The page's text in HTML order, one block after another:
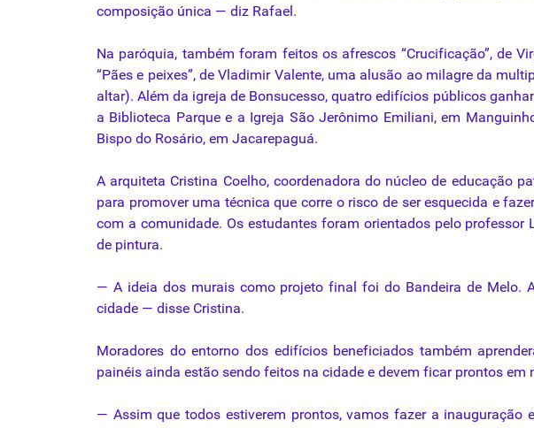
composição única — diz Rafael.
Na paróquia, também foram feitos os afrescos “Crucificação”, de
“Pães e peixes”, de Vladimir Valente, uma alusão ao milagre da
altar). Além da igreja de Bonsucesso, quatro edifícios públicos
a Biblioteca Parque e a Igreja São Jerônimo Emiliani, em
Bispo do Rosário, em Jacarepaguá.
A arquiteta Cristina Coelho, coordenadora do núcleo de educação
para promover uma técnica que corre o risco de ser esquecida e
com a comunidade. Os estudantes foram orientados pelo professor
de pintura.
— A ideia dos murais como projeto final foi do Bandeira de Melo.
cidade — disse Cristina.
Moradores do entorno dos edifícios beneficiados também
painéis ainda estão sendo feitos na cidade e devem ficar prontos em
— Assim que todos estiverem prontos, vamos fazer a inauguração